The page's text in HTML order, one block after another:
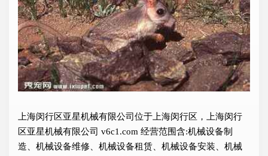
上海闵行区亚星机械有限公司位于上海闵行区，上海闵行
区亚星机械有限公司 v6c1.com 经营范围含:机械设备制
造、机械设备维修、机械设备租赁、机械设备安装、机械